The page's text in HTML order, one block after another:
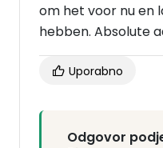
om het voor nu en
hebben. Absolute
Uporabno
Odgovor